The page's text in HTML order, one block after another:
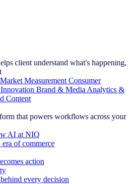
client understand what's happening,
Market Measurement Consumer
Innovation Brand & Media Analytics &
Content
that powers workflows across your
AI at NIQ
of commerce
action
every decision